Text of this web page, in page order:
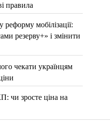
правила
мобілізації:
резерву+» і змінити
чекати українцям
чи зросте ціна на